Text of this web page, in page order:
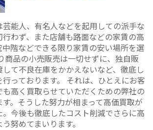
芸能人、有名人などを起用しての派手な
わず、また店舗も路面などの家賃の高
中階などできる限り家賃の安い場所を選
商品の小売販売は一切せずに、独自販
て不良在庫をかかえないなど、徹底し
っております。 それは、ひとえにお客
高く買取らせていただくための弊社の
。そうした努力が相まって高価買取が
今後も徹底したコスト削減でさらに高
努めてまいります。